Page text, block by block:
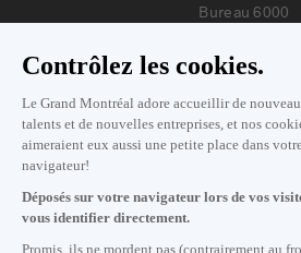
Bureau 6000
Nous joindre
Lundi au vendredi de